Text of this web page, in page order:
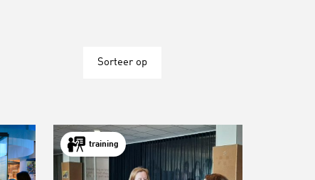
Sorteer op
training